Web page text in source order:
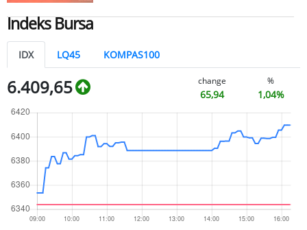
Indeks Bursa
IDX LQ45 KOMPAS100
6.409,65 change
65,94
%
1,04%